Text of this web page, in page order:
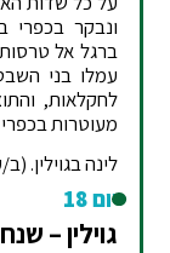
ברגל אל
עמלו בני
לחקלאות,
מעוטרות
לינה בגוילין.
יום 18
גוילין –